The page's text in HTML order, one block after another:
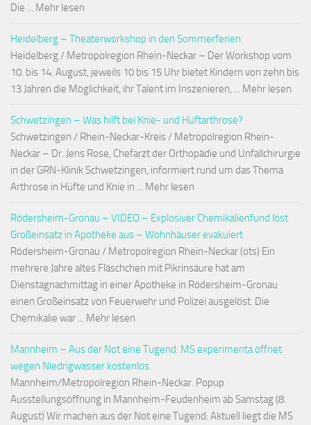
Die ... Mehr lesen
Heidelberg – Theaterworkshop in den Sommerferien
Heidelberg / Metropolregion Rhein-Neckar – Der Workshop vom
10. bis 14. August, jeweils 10 bis 15 Uhr bietet Kindern von zehn bis
13 Jahren die Möglichkeit, ihr Talent im Inszenieren, ... Mehr lesen
Schwetzingen – Was hilft bei Knie- und Hüftarthrose?
Schwetzingen / Rhein-Neckar-Kreis / Metropolregion Rhein-
Neckar – Dr. Jens Rose, Chefarzt der Orthopädie und Unfallchirurgie
in der GRN-Klinik Schwetzingen, informiert rund um das Thema
Arthrose in Hüfte und Knie in ... Mehr lesen
Rödersheim-Gronau – VIDEO – Explosiver Chemikalienfund löst
Großeinsatz in Apotheke aus – Wohnhäuser evakuiert
Rödersheim-Gronau / Metropolregion Rhein-Neckar (ots) Ein
mehrere Jahre altes Fläschchen mit Pikrinsäure hat am
Dienstagnachmittag in einer Apotheke in Rödersheim-Gronau
einen Großeinsatz von Feuerwehr und Polizei ausgelöst. Die
Chemikalie war ... Mehr lesen
Mannheim – Aus der Not eine Tugend: MS experimenta öffnet
wegen Niedrigwasser kostenlos
Mannheim/Metropolregion Rhein-Neckar. Popup
Ausstellungsöffnung in Mannheim-Feudenheim ab Samstag (8.
August) Wir machen aus der Not eine Tugend: Aktuell liegt die MS